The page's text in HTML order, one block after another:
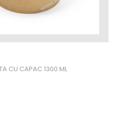
CU CAPAC 1300 ML